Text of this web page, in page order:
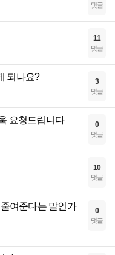
댓글
11
댓글
되나요? 3
댓글
요청드립니다 0
댓글
10
댓글
여준다는 말인가
0
댓글